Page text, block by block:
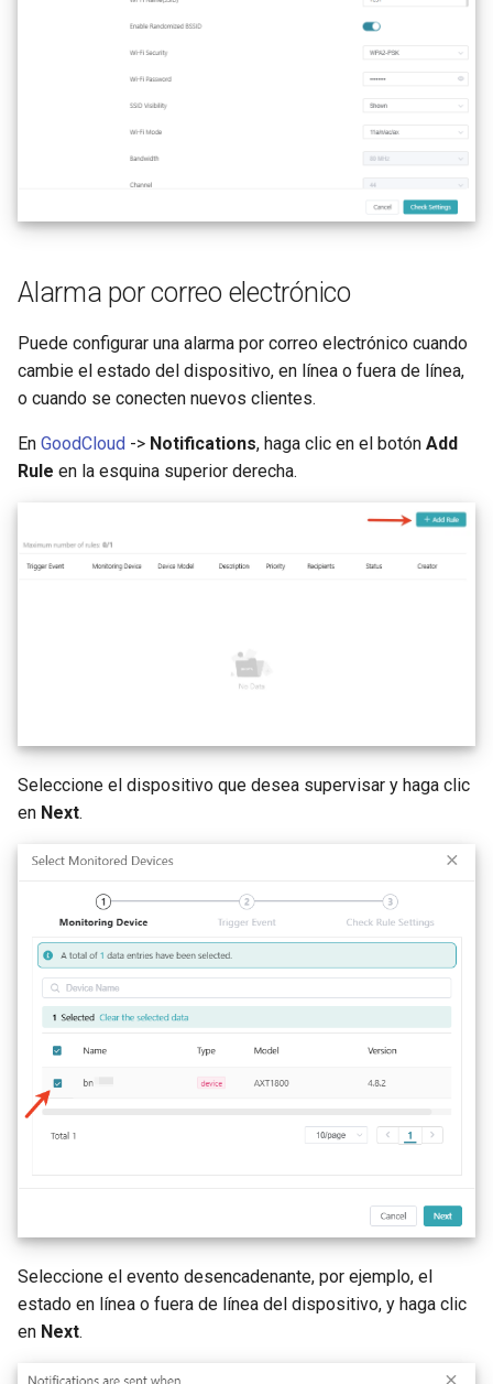
Alarma por correo electrónico
Puede configurar una alarma por correo electrónico cuando
cambie el estado del dispositivo, en línea o fuera de línea,
o cuando se conecten nuevos clientes.
En GoodCloud -> Notifications, haga clic en el botón Add
Rule en la esquina superior derecha.
Seleccione el dispositivo que desea supervisar y haga clic
en Next.
Seleccione el evento desencadenante, por ejemplo, el
estado en línea o fuera de línea del dispositivo, y haga clic
en Next.